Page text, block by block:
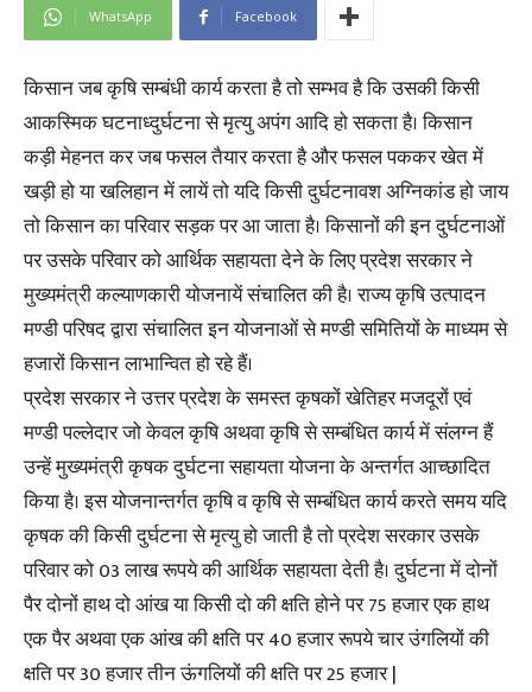
WhatsApp Facebook
किसान जब कृषि सम्बंधी कार्य करता है तो सम्भव है कि उसकी किसी
आकस्मिक घटनाध्दुर्घटना से मृत्यु अपंग आदि हो सकता है। किसान
कड़ी मेहनत कर जब फसल तैयार करता है और फसल पककर खेत में
खड़ी हो या खलिहान में लायें तो यदि किसी दुर्घटनावश अग्निकांड हो जाय
तो किसान का परिवार सड़क पर आ जाता है। किसानों की इन दुर्घटनाओं
पर उसके परिवार को आर्थिक सहायता देने के लिए प्रदेश सरकार ने
मुख्यमंत्री कल्याणकारी योजनायें संचालित की है। राज्य कृषि उत्पादन
मण्डी परिषद द्वारा संचालित इन योजनाओं से मण्डी समितियों के माध्यम से
हजारों किसान लाभान्वित हो रहे हैं।
प्रदेश सरकार ने उत्तर प्रदेश के समस्त कृषकों खेतिहर मजदूरों एवं
मण्डी पल्लेदार जो केवल कृषि अथवा कृषि से सम्बंधित कार्य में संलग्न हैं
उन्हें मुख्यमंत्री कृषक दुर्घटना सहायता योजना के अन्तर्गत आच्छादित
किया है। इस योजनान्तर्गत कृषि व कृषि से सम्बंधित कार्य करते समय यदि
कृषक की किसी दुर्घटना से मृत्यु हो जाती है तो प्रदेश सरकार उसके
परिवार को 03 लाख रूपये की आर्थिक सहायता देती है। दुर्घटना में दोनों
पैर दोनों हाथ दो आंख या किसी दो की क्षति होने पर 75 हजार एक हाथ
एक पैर अथवा एक आंख की क्षति पर 40 हजार रूपये चार उंगलियों की
क्षति पर 30 हजार तीन ऊंगलियों की क्षति पर 25 हजार |